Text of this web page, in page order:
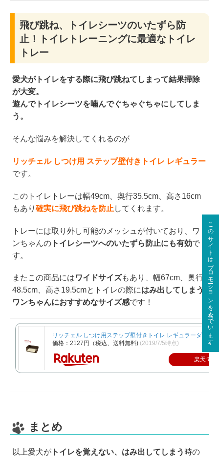
飛び跳ね、トイレシーツのいたずら防
止！トイレトレーニングに最適なトイレ
トレー
愛犬がトイレをする際に飛び跳ねてしまって結果掃除
が大変。
遊んでトイレシーツを噛んでぐちゃぐちゃにしてしま
う。
そんな悩みを解決してくれるのが
リッチェル しつけ用 ステップ壁付きトイレ レギュラー
です。
このトイレトレーは幅49cm、奥行35.5cm、高さ16cm
もあり 確実に飛び跳ねを防止 してくれます。
トレーには取り外し可能のメッシュが付いており、ワ
ンちゃんのトイレシーツへのいたずら防止にも有効で
す。
またこの商品にはワイドサイズもあり、幅67cm、奥行
48.5cm、高さ19.5cmとトイレの際にはみ出してしまう
ワンちゃんにおすすめなサイズ感です！
リッチェル しつけ用ステップ壁付きトイレ レギュラーダーク
価格：2127円（税込、送料無料) (2019/7/5時点)
楽天で購
まとめ
以上愛犬がトイレを覚えない、はみ出してしまう 時の
このサイトはプロモーションを含んでいます。